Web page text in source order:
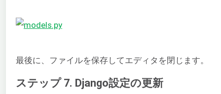
最後に、ファイルを保存してエディタを閉じます。
ステップ 7. Django設定の更新